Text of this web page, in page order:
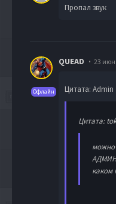
Пропал звук
Офлайн
QUEAD 23
Цитата: Admin
Цитата:
можно
каком